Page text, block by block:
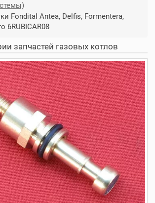
Fondital Antea, Delfis, Formentera,
6RUBICAR08
запчастей газовых котлов